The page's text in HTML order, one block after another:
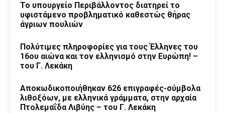
Το υπουργείο Περιβάλλοντος διατηρεί το
υφιστάμενο προβληματικό καθεστώς θήρας
άγριων πουλιών
Πολύτιμες πληροφορίες για τους Έλληνες του
16ου αιώνα και τον ελληνισμό στην Ευρώπη! –
του Γ. Λεκάκη
Αποκωδικοποιήθηκαν 626 επιγραφές-σύμβολα
λιθοξόων, με ελληνικά γράμματα, στην αρχαία
Πτολεμαΐδα Λιβύης – του Γ. Λεκάκη